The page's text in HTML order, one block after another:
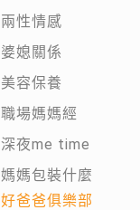
兩性情感
婆媳關係
美容保養
職場媽媽經
深夜me time
媽媽包裝什麼
好爸爸俱樂部